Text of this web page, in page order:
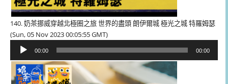
140. 奶茶挪威穿越北極圈之旅 世界的盡頭 朗伊爾城 極光之城 特羅姆瑟
(Sun, 05 Nov 2023 00:05:55 GMT)
播
放
00:00 00:00